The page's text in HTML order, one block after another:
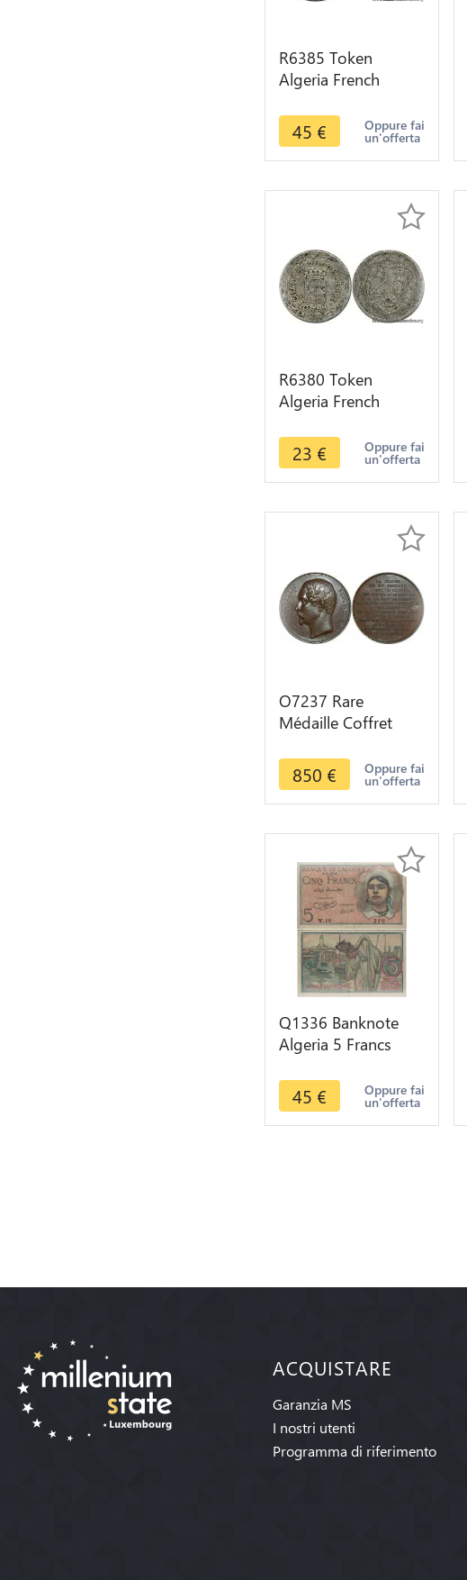
R6385 Token
Algeria French
Centimes Chambre
Commerce 1917
Alger AU
45 € Oppure fai
un'offerta
R6380 Token
Algeria French
Centimes Chambre
Commerce 1922
Oran
23 € Oppure fai
un'offerta
O7237 Rare
Médaille Coffret
Maréchal Bugeaud
Napoléon 1850 SUP
850 € Oppure fai
un'offerta
Q1336 Banknote
Algeria 5 Francs
45 € Oppure fai
un'offerta
ACQUISTARE
Garanzia MS
I nostri utenti
Programma di riferimento